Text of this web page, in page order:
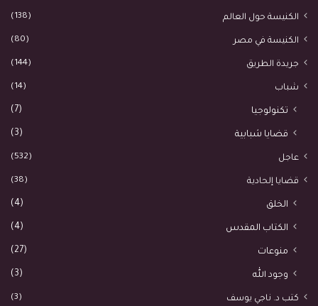
الكنيسة حول العالم (138)
الكنيسة في مصر (80)
جريدة الطريق (144)
شباب (14)
تكنولوجيا (7)
قضايا شبابية (3)
عاجل (532)
قضايا إلحادية (38)
الخلق (4)
الكتاب المقدس (4)
منوعات (27)
وجود الله (3)
كتب د. ناجي يوسف (3)